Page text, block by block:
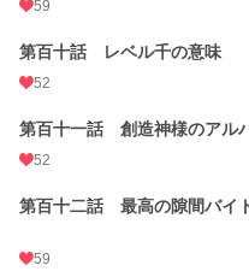
59
第百十話 レベル千の意味
52
第百十一話 創造神様のアル
52
第百十二話 最高の隙間バイ
59